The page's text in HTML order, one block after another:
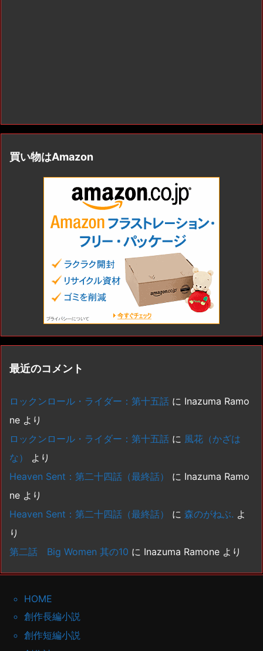
買い物はAmazon
最近のコメント
ロックンロール・ライダー：第十五話 に Inazuma Ramo
ne より
ロックンロール・ライダー：第十五話 に 風花（かざは
な）
より
Heaven Sent：第二十四話（最終話）
に Inazuma Ramo
ne より
Heaven Sent：第二十四話（最終話）
に 森のがねぶ. よ
り
第二話 Big Women 其の10 に Inazuma Ramone より
HOME
創作長編小説
創作短編小説